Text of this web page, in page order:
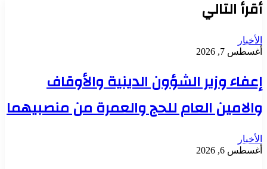
أقرأ التالي
الأخبار
أغسطس 7, 2026
إعفاء وزير الشؤون الدينية والأوقاف
والامين العام للحج والعمرة من منصبيهما
الأخبار
أغسطس 6, 2026